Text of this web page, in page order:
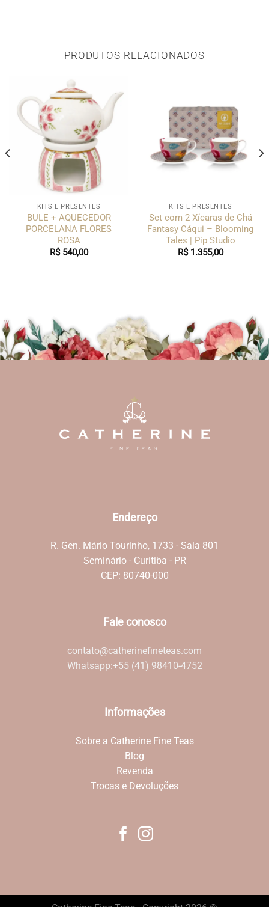
PRODUTOS RELACIONADOS
KITS E PRESENTES
BULE + AQUECEDOR
PORCELANA FLORES
ROSA
R$540,00
KITS E PRESENTES
Set com 2 Xícaras de Chá
Fantasy Cáqui – Blooming
Tales | Pip Studio
R$1.355,00
Endereço
R. Gen. Mário Tourinho, 1733 - Sala 801
Seminário - Curitiba - PR
CEP: 80740-000
Fale conosco
contato@catherinefineteas.com
Whatsapp:+55 (41) 98410-4752
Informações
Sobre a Catherine Fine Teas
Blog
Revenda
Trocas e Devoluções